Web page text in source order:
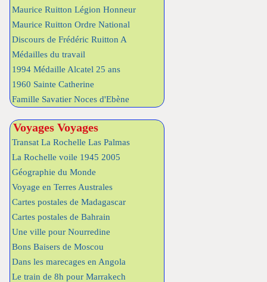
Maurice Ruitton Légion Honneur
Maurice Ruitton Ordre National
Discours de Frédéric Ruitton A
Médailles du travail
1994 Médaille Alcatel 25 ans
1960 Sainte Catherine
Famille Savatier Noces d'Ebène
Voyages Voyages
Transat La Rochelle Las Palmas
La Rochelle voile 1945 2005
Géographie du Monde
Voyage en Terres Australes
Cartes postales de Madagascar
Cartes postales de Bahrain
Une ville pour Nourredine
Bons Baisers de Moscou
Dans les marecages en Angola
Le train de 8h pour Marrakech